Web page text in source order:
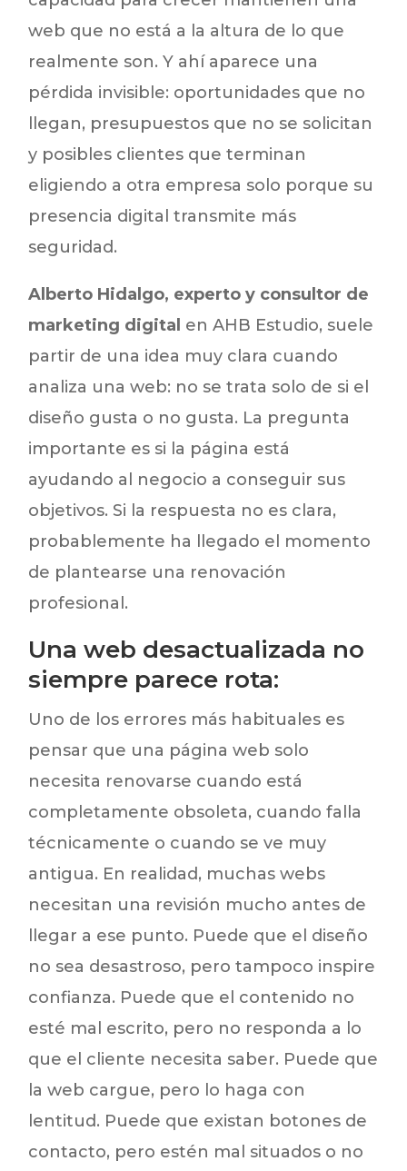
web que no está a la altura de lo que
realmente son. Y ahí aparece una
pérdida invisible: oportunidades que no
llegan, presupuestos que no se solicitan
y posibles clientes que terminan
eligiendo a otra empresa solo porque su
presencia digital transmite más
seguridad.
Alberto Hidalgo, experto y consultor de
marketing digital en AHB Estudio, suele
partir de una idea muy clara cuando
analiza una web: no se trata solo de si el
diseño gusta o no gusta. La pregunta
importante es si la página está
ayudando al negocio a conseguir sus
objetivos. Si la respuesta no es clara,
probablemente ha llegado el momento
de plantearse una renovación
profesional.
Una web desactualizada no
siempre parece rota:
Uno de los errores más habituales es
pensar que una página web solo
necesita renovarse cuando está
completamente obsoleta, cuando falla
técnicamente o cuando se ve muy
antigua. En realidad, muchas webs
necesitan una revisión mucho antes de
llegar a ese punto. Puede que el diseño
no sea desastroso, pero tampoco inspire
confianza. Puede que el contenido no
esté mal escrito, pero no responda a lo
que el cliente necesita saber. Puede que
la web cargue, pero lo haga con
lentitud. Puede que existan botones de
contacto, pero estén mal situados o no